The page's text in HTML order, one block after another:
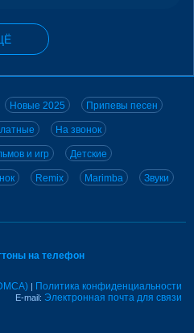
Новые 2025 Припевы песен
На звонок
и игр Детские
Remix Marimba Звуки
на телефон
| Политика конфиденциальности
E-mail: Электронная почта для связи